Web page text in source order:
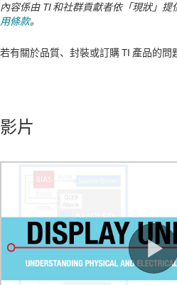
內容係由 TI 和社群貢獻者依「現狀」提
用條款。
若有關於品質、封裝或訂購 TI 產品的問
影片